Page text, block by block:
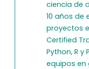
ciencia de
10 años de
proyectos
Certified
Python, R y
equipos